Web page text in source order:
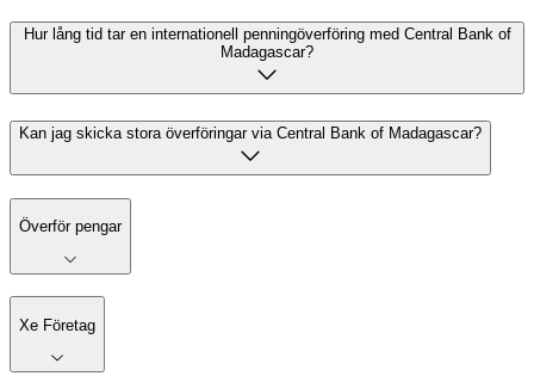
Hur lång tid tar en internationell penningöverföring med Central Bank of
Madagascar?
Kan jag skicka stora överföringar via Central Bank of Madagascar?
Överför pengar
Xe Företag